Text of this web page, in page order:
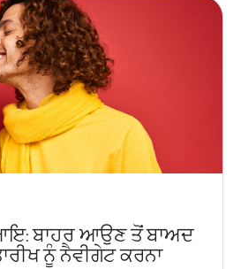
ਬਾਹਰ ਆਉਣ ਤੋਂ ਬਾਅਦ
ਨੂੰ ਨੈਵੀਗੇਟ ਕਰਨਾ